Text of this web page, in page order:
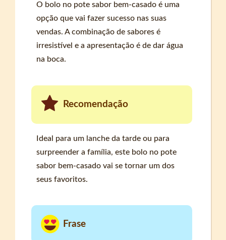
O bolo no pote sabor bem-casado é uma
opção que vai fazer sucesso nas suas
vendas. A combinação de sabores é
irresistível e a apresentação é de dar água
na boca.
Recomendação
Ideal para um lanche da tarde ou para
surpreender a família, este bolo no pote
sabor bem-casado vai se tornar um dos
seus favoritos.
Frase